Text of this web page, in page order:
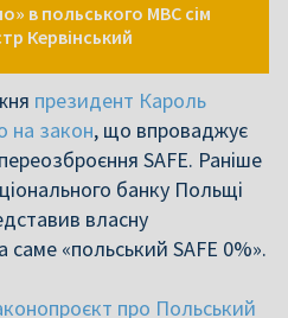
в польського МВС сім
Кервінський
президент Кароль
на закон, що впроваджує
SAFE. Раніше
банку Польщі
власну
саме «польський SAFE 0%».
про Польський